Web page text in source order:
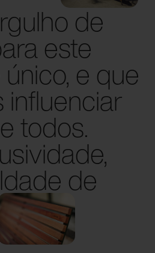
de
este
e que
todos.
de